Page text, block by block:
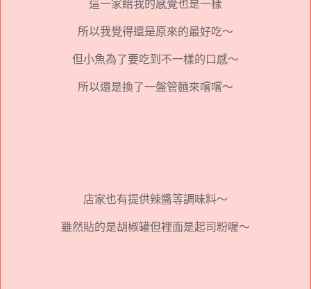
這一家給我的感覺也是一樣
所以我覺得還是原來的最好吃～
但小魚為了要吃到不一樣的口感～
所以還是換了一盤管麵來嚐嚐～
店家也有提供辣醬等調味料～
雖然貼的是胡椒罐但裡面是起司粉喔～